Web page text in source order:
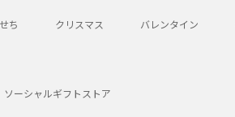
ち クリスマス バレンタイン
ソーシャルギフトストア